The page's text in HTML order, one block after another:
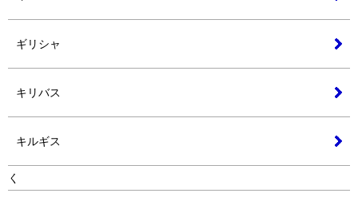
ギリシャ
キリバス
キルギス
く